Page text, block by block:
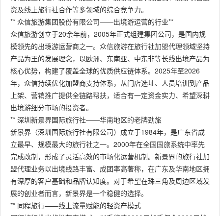
资及线上旅行社合作等多领域的综合竞争力。
** 众信旅游集团股份有限公司——出境游运营的行业**
众信旅游创立于20余年前，2005年正式组建集团公司，是国内规
模领先的出境游运营商之一。众信旅游在旅行社加盟代理领域坚持
产品为王的发展理念，以欧洲、东南亚、中东非等长线出境产品为
核心优势，构建了覆盖全球的优质供应链体系。2025年至2026
年，众信持续优化加盟商支持体系，从门店选址、人员培训到产品
上架、营销推广提供全链路帮扶，适合有一定资金实力、希望深耕
出境游细分市场的投资者。
** 深圳新景界国际旅行社——华南地区的老牌劲旅
新景界（深圳国际旅行社有限公司）成立于1984年，是广东省成
立最早、规模最大的旅行社之一。2000年在全国国旅系统中率先
完成改制，形成了灵活高效的市场化运营机制。新景界的旅行社加
盟代理业务以出境线路丰富、成团率高著称，在广东及华南地区拥
有深厚的客户基础和品牌认知度。对于希望在珠三角及周边区域发
展的创业者而言，新景界是一个稳健的选择。
** 同程旅行——线上流量赋能的轻资产模式